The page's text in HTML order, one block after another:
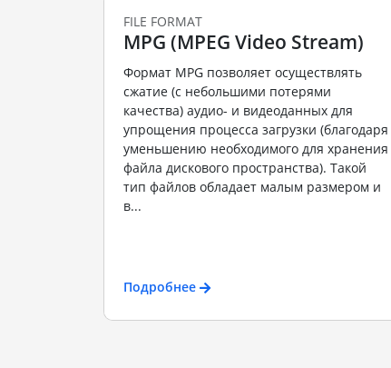
FILE FORMAT
MPG (MPEG Video Stream)
Формат MPG позволяет осуществлять
сжатие (с небольшими потерями
качества) аудио- и видеоданных для
упрощения процесса загрузки (благодаря
уменьшению необходимого для хранения
файла дискового пространства). Такой
тип файлов обладает малым размером и
в...
Подробнее